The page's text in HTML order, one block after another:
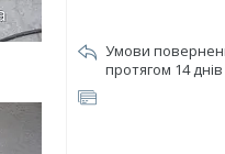
протягом 14 днів